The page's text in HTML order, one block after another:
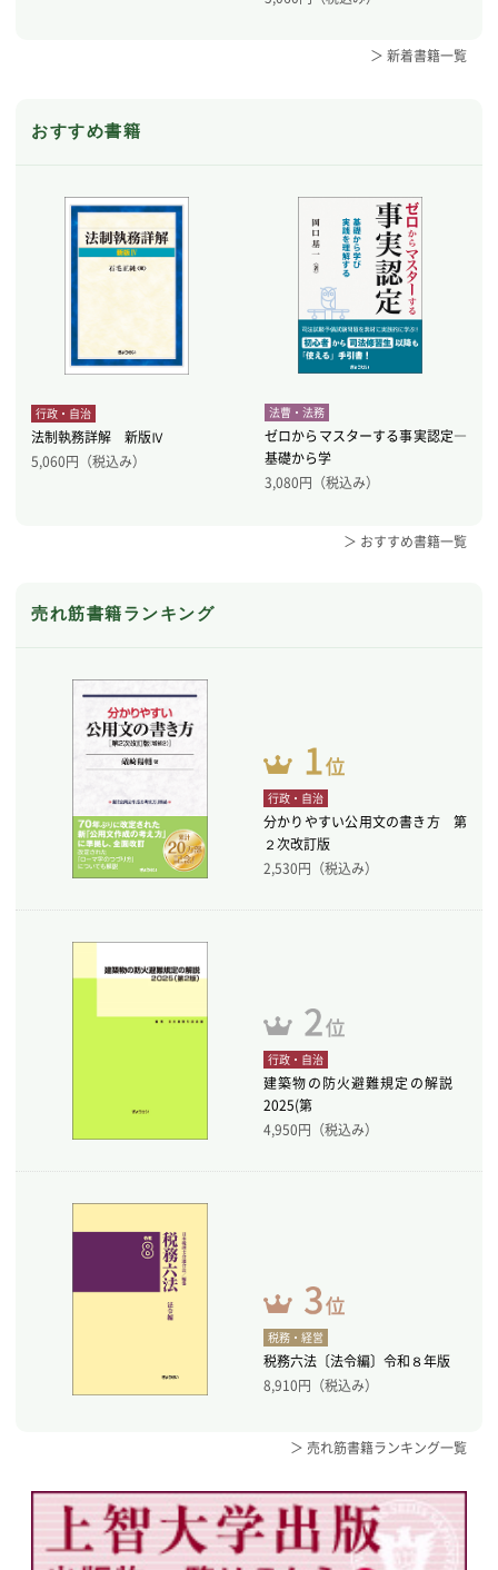
＞ 新着書籍一覧
おすすめ書籍
行政・自治
法制執務詳解 新版Ⅳ
5,060円（税込み）
法曹・法務
ゼロからマスターする事実認定―
基礎から学
3,080円（税込み）
＞ おすすめ書籍一覧
売れ筋書籍ランキング
行政・自治
分かりやすい公用文の書き方 第
２次改訂版
2,530円（税込み）
行政・自治
建築物の防火避難規定の解説
2025(第
4,950円（税込み）
税務・経営
税務六法〔法令編〕令和８年版
8,910円（税込み）
＞ 売れ筋書籍ランキング一覧